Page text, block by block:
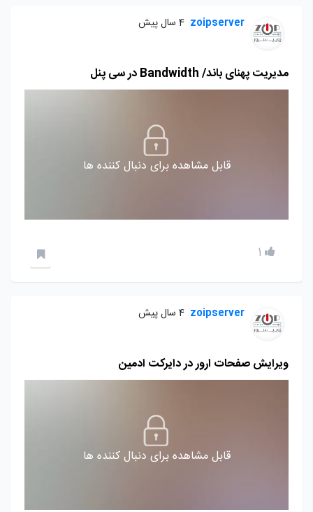
zoipserver 4 سال پیش
مدیریت پهنای باند/ Bandwidth در سی پنل
قابل مشاهده برای دنبال کننده ها
1
zoipserver 4 سال پیش
ویرایش صفحات ارور در دایرکت ادمین
قابل مشاهده برای دنبال کننده ها